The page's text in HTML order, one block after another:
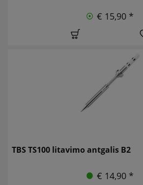
€ 15,90 *
TBS TS100 litavimo antgalis B2
€ 14,90 *